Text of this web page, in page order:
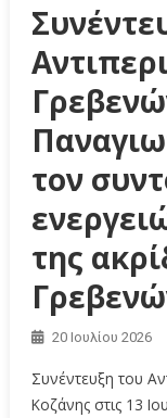
τον
της
20 Ιουλίου 2026
Συνέντευξη του
Κοζάνης στις 13